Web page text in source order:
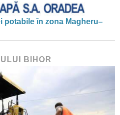
potabile în zona Magheru–
BIHOR